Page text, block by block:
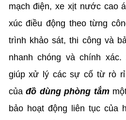
mạch điện, xe xịt nước cao
xúc điều động theo từng
trình khảo sát, thi công và
nhanh chóng và chính
giúp xử lý các sự cố từ rò
củađồ dùng phòng tắm
bảo hoạt động liên tục của